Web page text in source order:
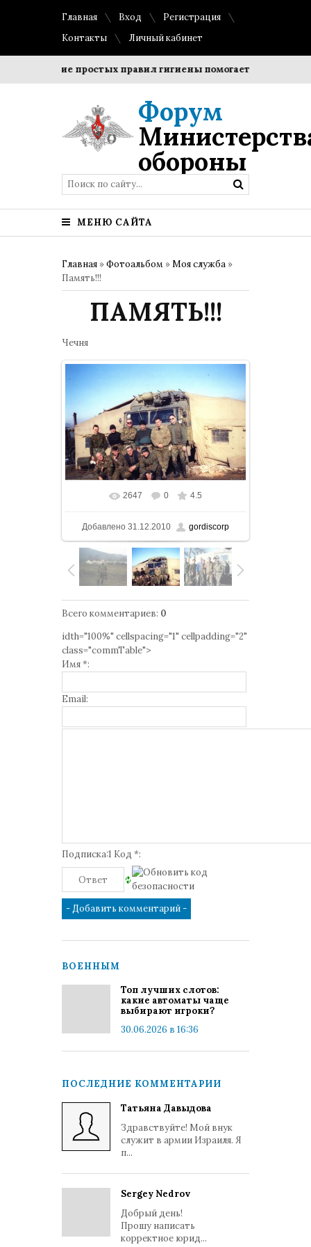
Главная Вход
Регистрация
Контакты
Личный кабинет
простых правил гигиены помогает сохранить
Форум
обороны
МЕНЮ САЙТА
Главная »Фотоальбом »Моя служба »
Память!!!
ПАМЯТЬ!!!
Чечня
В реальном размере 1500x970
154.4Kb
2647 0 4.5
Добавлено 31.12.2010 gordiscorp
Всего комментариев: 0
idth="100%" cellspacing="1" cellpadding="2"
class="commTable">
Имя *:
Email:
Подписка:1 Код *:
ВОЕННЫМ
Топ лучших слотов:
какие автоматы чаще
выбирают игроки?
30.06.2026 в 16:36
ПОСЛЕДНИЕ КОММЕНТАРИИ
Татьяна Давыдова
Здравствуйте! Мой внук
служит в армии Израиля. Я
п...
Sergey Nedrov
Добрый день!
Прошу написать
корректное юрид...